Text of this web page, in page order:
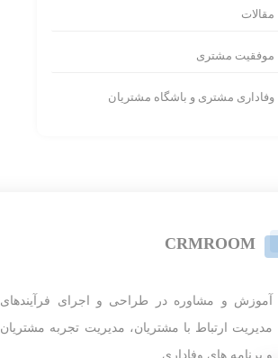
مقالات
موفقیت مشتری
وفاداری مشتری و باشگاه مشتریان
CRMROOM
آموزش و مشاوره در طراحی و اجرای فرآیندهای
مدیریت ارتباط با مشتریان، مدیریت تجربه مشتریان
و برنامه های وفاداری